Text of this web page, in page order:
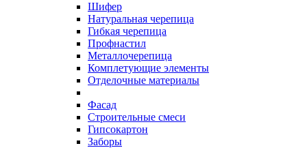
Шифер
Натуральная черепица
Гибкая черепица
Профнастил
Металлочерепица
Комплетующие элементы
Отделочные материалы
Фасад
Строительные смеси
Гипсокартон
Заборы